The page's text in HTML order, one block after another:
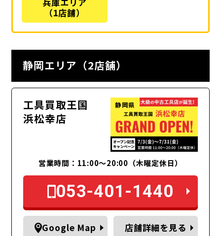
（1店舗）
静岡エリア（2店舗）
工具買取王国
浜松幸店
静岡県
営業時間：11:00〜20:00（木曜定休日）
053-401-1440
Google Map 店舗詳細を見る